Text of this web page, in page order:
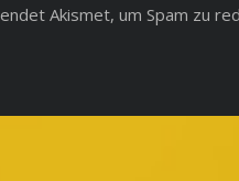
Akismet, um Spam zu